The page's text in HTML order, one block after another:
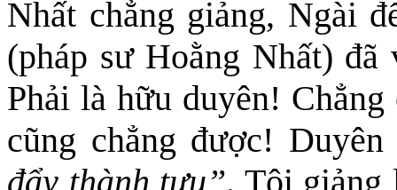
Nhất chẳng giảng, Ngài
(pháp sư Hoằng Nhất)
Phải là hữu duyên!
cũng chẳng được!
đẩy thành tựu”. Tôi